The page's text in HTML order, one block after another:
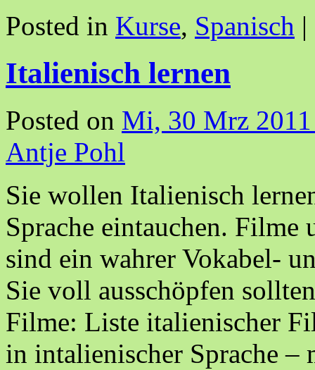
Posted in Kurse, Spanisch |
Italienisch lernen
Posted on Mi, 30 Mrz
Antje Pohl
Sie wollen Italienisch
Sprache eintauchen. Filme
sind ein wahrer Vokabel-
Sie voll ausschöpfen
Filme: Liste italienischer
in intalienischer Sprache